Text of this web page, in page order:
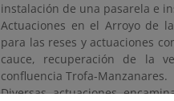
instalación de una pasarela e
Actuaciones en el Arroyo de
para las reses y actuaciones
cauce, recuperación de la
confluencia Trofa-Manzanares.
Diversas actuaciones